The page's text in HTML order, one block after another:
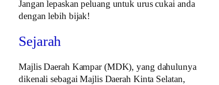
Jangan lepaskan peluang untuk urus cukai anda
dengan lebih bijak!
Sejarah
Majlis Daerah Kampar (MDK), yang dahulunya
dikenali sebagai Majlis Daerah Kinta Selatan,